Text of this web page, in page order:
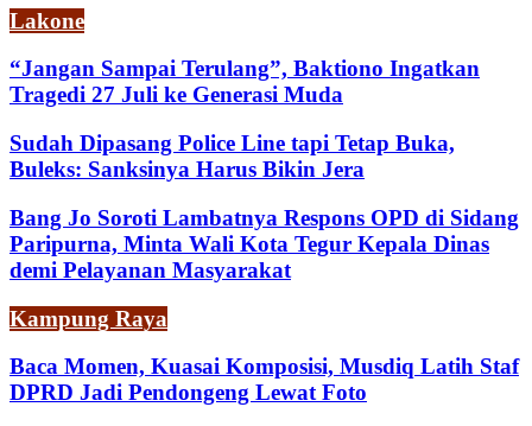
Lakone
“Jangan Sampai Terulang”, Baktiono Ingatkan
Tragedi 27 Juli ke Generasi Muda
Sudah Dipasang Police Line tapi Tetap Buka,
Buleks: Sanksinya Harus Bikin Jera
Bang Jo Soroti Lambatnya Respons OPD di Sidang
Paripurna, Minta Wali Kota Tegur Kepala Dinas
demi Pelayanan Masyarakat
Kampung Raya
Baca Momen, Kuasai Komposisi, Musdiq Latih Staf
DPRD Jadi Pendongeng Lewat Foto